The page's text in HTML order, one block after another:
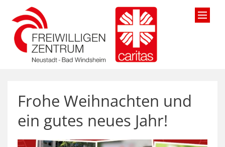
Zum Inhalt springen
Frohe Weihnachten und
ein gutes neues Jahr!